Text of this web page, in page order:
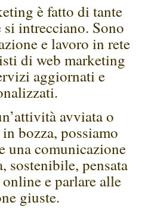
è fatto di tante
si intrecciano. Sono
e lavoro in rete
di web marketing
aggiornati e
avviata o
bozza, possiamo
una comunicazione
sostenibile, pensata
e parlare alle
giuste.